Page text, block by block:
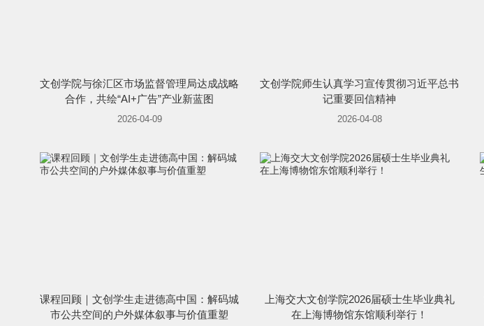
文创学院与徐汇区市场监督管理局达成战略
合作，共绘“AI+广告”产业新蓝图
2026-04-09
文创学院师生认真学习宣传贯彻习近平总书
记重要回信精神
2026-04-08
课程回顾｜文创学生走进德高中国：解码城
市公共空间的户外媒体叙事与价值重塑
上海交大文创学院2026届硕士生毕业典礼
在上海博物馆东馆顺利举行！